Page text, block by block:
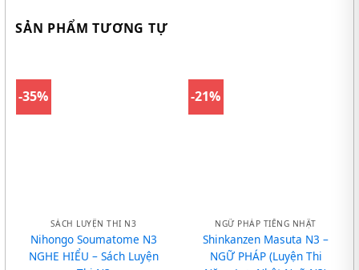
SẢN PHẨM TƯƠNG TỰ
-35%
SÁCH LUYỆN THI N3
Nihongo Soumatome N3
NGHE HIỂU – Sách Luyện
-21%
NGỮ PHÁP TIẾNG NHẬT
Shinkanzen Masuta N3 –
NGỮ PHÁP (Luyện Thi